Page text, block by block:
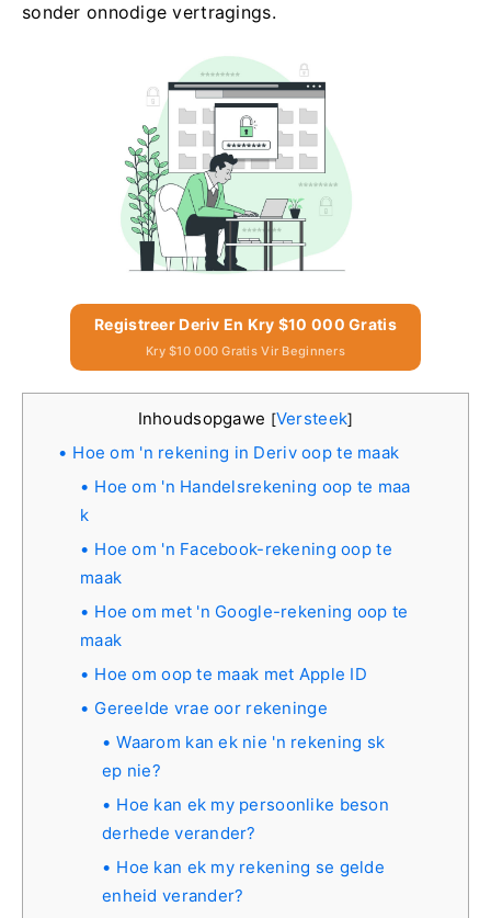
sonder onnodige vertragings.
Registreer Deriv En Kry $10 000 Gratis
Kry $10 000 Gratis Vir Beginners
Inhoudsopgawe [Versteek]
Hoe om 'n rekening in Deriv oop te maak
Hoe om 'n Handelsrekening oop te maa
k
Hoe om 'n Facebook-rekening oop te
maak
Hoe om met 'n Google-rekening oop te
maak
Hoe om oop te maak met Apple ID
Gereelde vrae oor rekeninge
Waarom kan ek nie 'n rekening sk
ep nie?
Hoe kan ek my persoonlike beson
derhede verander?
Hoe kan ek my rekening se gelde
enheid verander?